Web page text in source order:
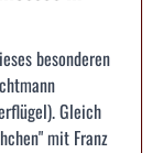
besonderen
Gleich
mit Franz